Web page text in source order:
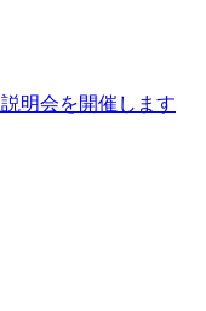
明会を開催します